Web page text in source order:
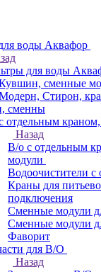
воды Аквафор
для воды
сменные
Стирон,
сменны
отдельным
Назад
В/о с отдельным
модули
Водоочистители
Краны для
подключения
Сменные модули
Сменные модули
Фаворит
для В/О
Назад